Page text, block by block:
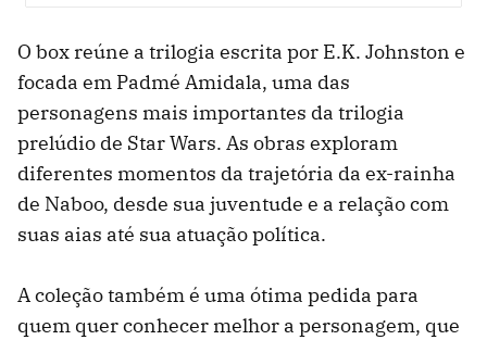
O box reúne a trilogia escrita por E.K. Johnston e
focada em Padmé Amidala, uma das
personagens mais importantes da trilogia
prelúdio de Star Wars. As obras exploram
diferentes momentos da trajetória da ex-rainha
de Naboo, desde sua juventude e a relação com
suas aias até sua atuação política.
A coleção também é uma ótima pedida para
quem quer conhecer melhor a personagem, que